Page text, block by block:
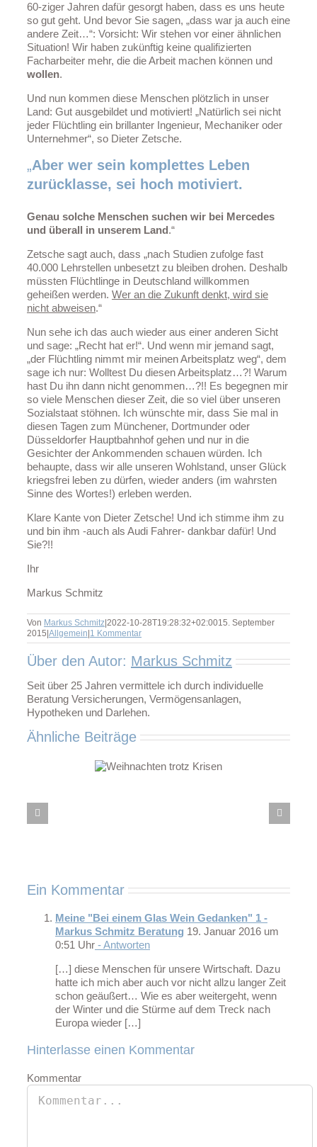
60-ziger Jahren dafür gesorgt haben, dass es uns heute
so gut geht. Und bevor Sie sagen, „dass war ja auch eine
andere Zeit…“: Vorsicht: Wir stehen vor einer ähnlichen
Situation! Wir haben zukünftig keine qualifizierten
Facharbeiter mehr, die die Arbeit machen können und
wollen.
Und nun kommen diese Menschen plötzlich in unser
Land: Gut ausgebildet und motiviert! „Natürlich sei nicht
jeder Flüchtling ein brillanter Ingenieur, Mechaniker oder
Unternehmer“, so Dieter Zetsche.
„Aber wer sein komplettes Leben
zurücklasse, sei hoch motiviert.
Genau solche Menschen suchen wir bei Mercedes
und überall in unserem Land.“
Zetsche sagt auch, dass „nach Studien zufolge fast
40.000 Lehrstellen unbesetzt zu bleiben drohen. Deshalb
müssten Flüchtlinge in Deutschland willkommen
geheißen werden. Wer an die Zukunft denkt, wird sie
nicht abweisen.“
Nun sehe ich das auch wieder aus einer anderen Sicht
und sage: „Recht hat er!“. Und wenn mir jemand sagt,
„der Flüchtling nimmt mir meinen Arbeitsplatz weg“, dem
sage ich nur: Wolltest Du diesen Arbeitsplatz…?! Warum
hast Du ihn dann nicht genommen…?!! Es begegnen mir
so viele Menschen dieser Zeit, die so viel über unseren
Sozialstaat stöhnen. Ich wünschte mir, dass Sie mal in
diesen Tagen zum Münchener, Dortmunder oder
Düsseldorfer Hauptbahnhof gehen und nur in die
Gesichter der Ankommenden schauen würden. Ich
behaupte, dass wir alle unseren Wohlstand, unser Glück
kriegsfrei leben zu dürfen, wieder anders (im wahrsten
Sinne des Wortes!) erleben werden.
Klare Kante von Dieter Zetsche! Und ich stimme ihm zu
und bin ihm -auch als Audi Fahrer- dankbar dafür! Und
Sie?!!
Ihr
Markus Schmitz
Von Markus Schmitz 2022-10-28T19:28:32+02:0015. September
2015 Allgemein 1 Kommentar
Über den Autor: Markus Schmitz
Seit über 25 Jahren vermittele ich durch individuelle
Beratung Versicherungen, Vermögensanlagen,
Hypotheken und Darlehen.
Ähnliche Beiträge
Ein Kommentar
Meine "Bei einem Glas Wein Gedanken" 1 -
Markus Schmitz Beratung 19. Januar 2016 um
0:51 Uhr - Antworten
[…] diese Menschen für unsere Wirtschaft. Dazu
hatte ich mich aber auch vor nicht allzu langer Zeit
schon geäußert… Wie es aber weitergeht, wenn
der Winter und die Stürme auf dem Treck nach
Europa wieder […]
Hinterlasse einen Kommentar
Kommentar